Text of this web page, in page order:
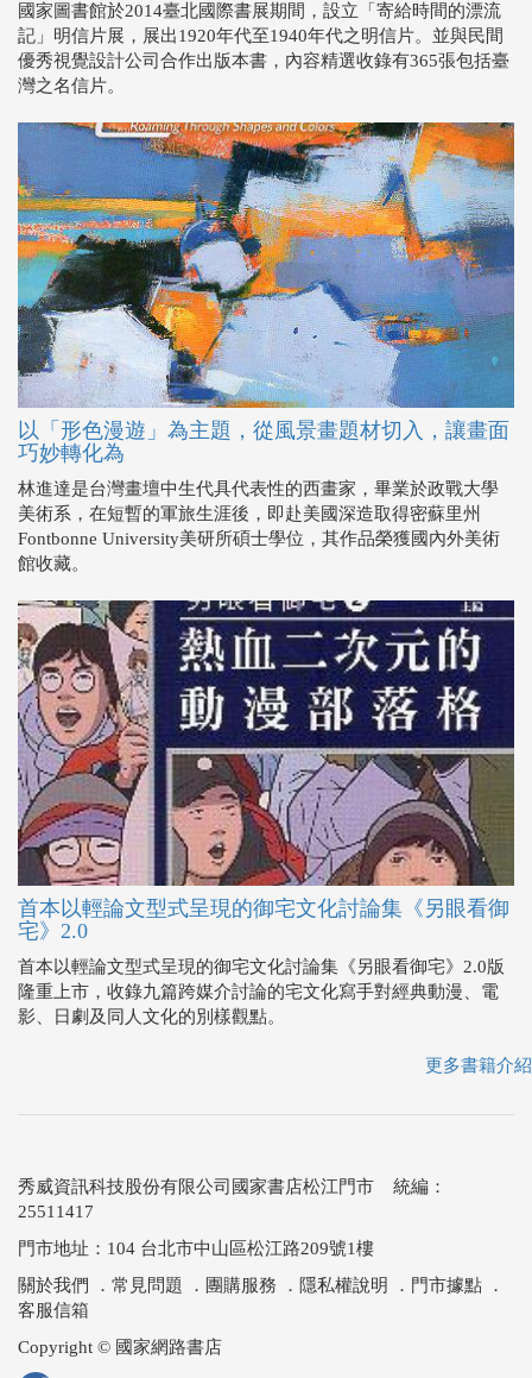
國家圖書館於2014臺北國際書展期間，設立「寄給時間的漂流
記」明信片展，展出1920年代至1940年代之明信片。並與民間
優秀視覺設計公司合作出版本書，內容精選收錄有365張包括臺
灣之名信片。
以「形色漫遊」為主題，從風景畫題材切入，讓畫面
巧妙轉化為
林進達是台灣畫壇中生代具代表性的西畫家，畢業於政戰大學
美術系，在短暫的軍旅生涯後，即赴美國深造取得密蘇里州
Fontbonne University美研所碩士學位，其作品榮獲國內外美術
館收藏。
首本以輕論文型式呈現的御宅文化討論集《另眼看御
宅》2.0
首本以輕論文型式呈現的御宅文化討論集《另眼看御宅》2.0版
隆重上市，收錄九篇跨媒介討論的宅文化寫手對經典動漫、電
影、日劇及同人文化的別樣觀點。
更多書籍介紹
秀威資訊科技股份有限公司國家書店松江門市 統編：
25511417
門市地址：104 台北市中山區松江路209號1樓
關於我們
． 常見問題 ． 團購服務 ． 隱私權說明 ． 門市據點 ．
客服信箱
Copyright © 國家網路書店